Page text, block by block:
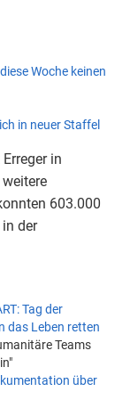
Woche keinen
in neuer Staffel
in
603.000
der
Tag der
das Leben retten
Teams
über